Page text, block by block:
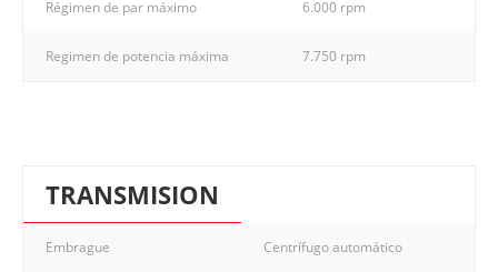
Régimen de par máximo 6.000 rpm
Regimen de potencia máxima 7.750 rpm
TRANSMISION
Embrague Centrífugo automático